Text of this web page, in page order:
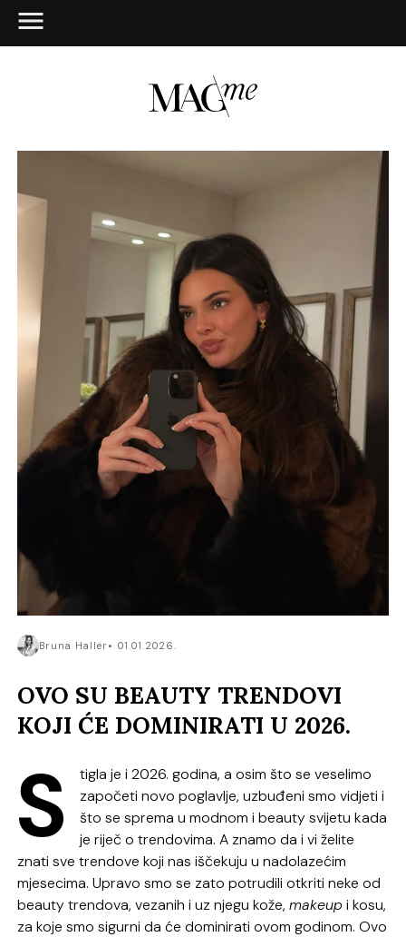
Bruna Haller 01.01.2026.
OVO SU BEAUTY TRENDOVI
KOJI ĆE DOMINIRATI U 2026.
S
tigla je i 2026. godina, a osim što se veselimo
započeti novo poglavlje, uzbuđeni smo vidjeti i
što se sprema u modnom i beauty svijetu kada
je riječ o trendovima. A znamo da i vi želite
znati sve trendove koji nas iščekuju u nadolazećim
mjesecima. Upravo smo se zato potrudili otkriti neke od
beauty trendova, vezanih i uz njegu kože,makeup i kosu,
za koje smo sigurni da će dominirati ovom godinom. Ovo